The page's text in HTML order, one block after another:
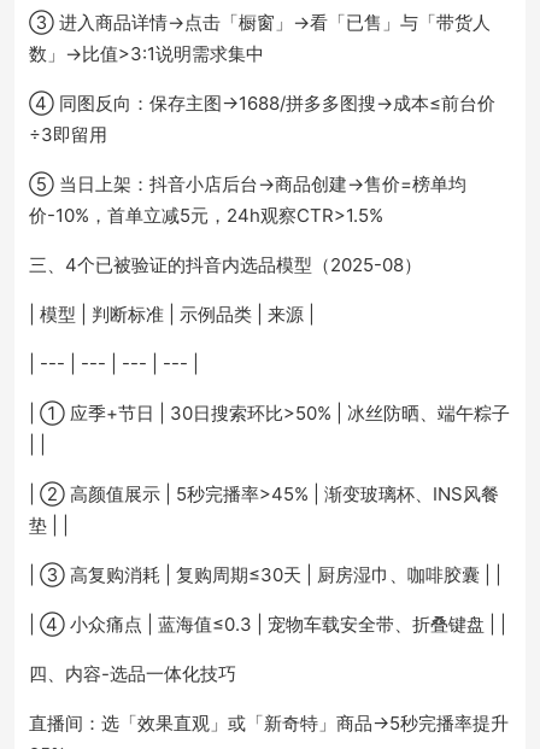
③ 进入商品详情→点击「橱窗」→看「已售」与「带货人
数」→比值>3:1说明需求集中
④ 同图反向：保存主图→1688/拼多多图搜→成本≤前台价
÷3即留用
⑤ 当日上架：抖音小店后台→商品创建→售价=榜单均
价-10%，首单立减5元，24h观察CTR>1.5%
三、4个已被验证的抖音内选品模型（2025-08）
| 模型 | 判断标准 | 示例品类 | 来源 |
| --- | --- | --- | --- |
| ① 应季+节日 | 30日搜索环比>50% | 冰丝防晒、端午粽子
| ② 高颜值展示 | 5秒完播率>45% | 渐变玻璃杯、INS风餐
垫 | |
| ③ 高复购消耗 | 复购周期≤30天 | 厨房湿巾、咖啡胶囊 | |
| ④ 小众痛点 | 蓝海值≤0.3 | 宠物车载安全带、折叠键盘 | |
四、内容-选品一体化技巧
直播间：选「效果直观」或「新奇特」商品→5秒完播率提升